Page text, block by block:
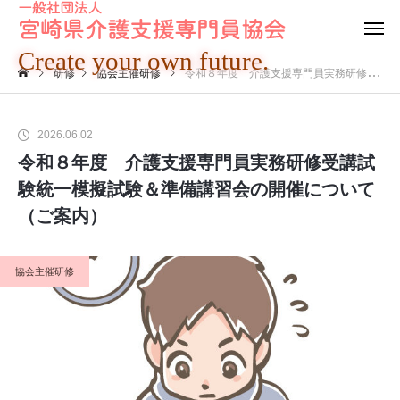
Create your own future.
研修 協会主催研修 令和８年度 介護支援専門員実務研修受講試験統一模擬試験＆準備講習会の開催について（ご案内）
2026.06.02
令和８年度 介護支援専門員実務研修受講試
験統一模擬試験＆準備講習会の開催について
（ご案内）
協会主催研修